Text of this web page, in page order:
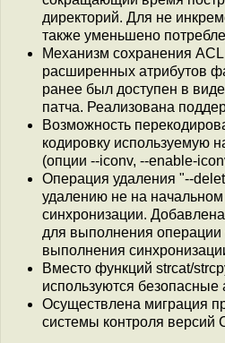
директорий. Для не
также уменьшено
Механизм сохранения
расширенных атрибутов
ранее был доступен в
патча. Реализована
Возможность
кодировку используемую
(опции --iconv, --enable-
Операция удаления "--
удалению не на
синхронизации.
для выполнения операции
выполнения
Вместо функций strcat/
используются безопасные
Осуществлена миграция
системы контроля версий